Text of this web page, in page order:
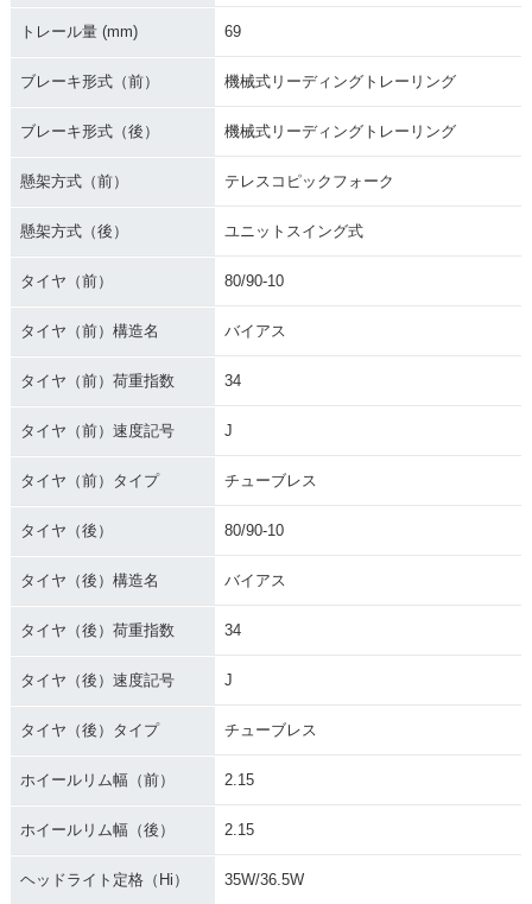
トレール量 (mm) 69
ブレーキ形式（前） 機械式リーディングトレーリング
ブレーキ形式（後） 機械式リーディングトレーリング
懸架方式（前） テレスコピックフォーク
懸架方式（後） ユニットスイング式
タイヤ（前） 80/90-10
タイヤ（前）構造名 バイアス
タイヤ（前）荷重指数 34
タイヤ（前）速度記号 J
タイヤ（前）タイプ チューブレス
タイヤ（後） 80/90-10
タイヤ（後）構造名 バイアス
タイヤ（後）荷重指数 34
タイヤ（後）速度記号 J
タイヤ（後）タイプ チューブレス
ホイールリム幅（前） 2.15
ホイールリム幅（後） 2.15
ヘッドライト定格（Hi） 35W/36.5W